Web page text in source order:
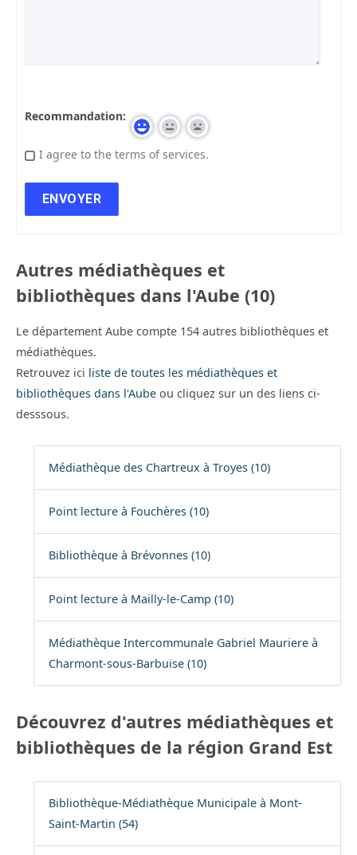
Recommandation:
I agree to the terms of services.
Autres médiathèques et
bibliothèques dans l'Aube (10)
Le département Aube compte 154 autres bibliothèques et
médiathèques.
Retrouvez ici liste de toutes les médiathèques et
bibliothèques dans l'Aube ou cliquez sur un des liens ci-
desssous.
Médiathèque des Chartreux à Troyes (10)
Point lecture à Fouchères (10)
Bibliothèque à Brévonnes (10)
Point lecture à Mailly-le-Camp (10)
Médiathèque Intercommunale Gabriel Mauriere à
Charmont-sous-Barbuise (10)
Découvrez d'autres médiathèques et
bibliothèques de la région Grand Est
Bibliothèque-Médiathèque Municipale à Mont-
Saint-Martin (54)